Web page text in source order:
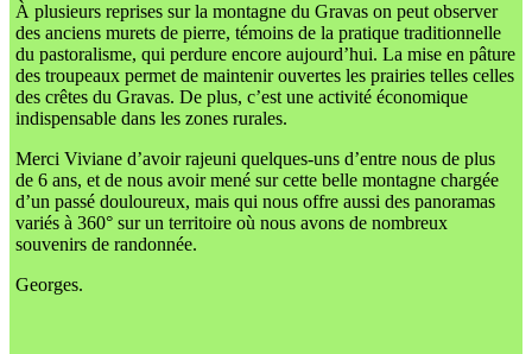
À plusieurs reprises sur la montagne du Gravas on peut observer
des anciens murets de pierre, témoins de la pratique traditionnelle
du pastoralisme, qui perdure encore aujourd’hui. La mise en pâture
des troupeaux permet de maintenir ouvertes les prairies telles celles
des crêtes du Gravas. De plus, c’est une activité économique
indispensable dans les zones rurales.
Merci Viviane d’avoir rajeuni quelques-uns d’entre nous de plus
de 6 ans, et de nous avoir mené sur cette belle montagne chargée
d’un passé douloureux, mais qui nous offre aussi des panoramas
variés à 360° sur un territoire où nous avons de nombreux
souvenirs de randonnée.
Georges.